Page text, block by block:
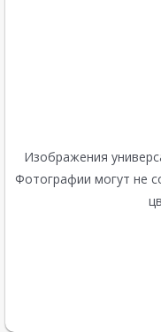
Изображения
Фотографии могут не